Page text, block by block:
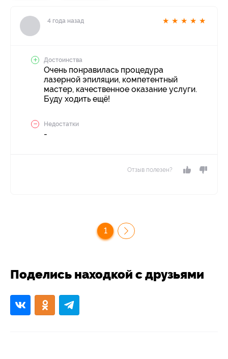
4 года назад ★ ★ ★ ★ ★
Достоинства
Очень понравилась процедура
лазерной эпиляции, компетентный
мастер, качественное оказание услуги.
Буду ходить ещё!
Недостатки
-
Отзыв полезен?
1
Поделись находкой с друзьями